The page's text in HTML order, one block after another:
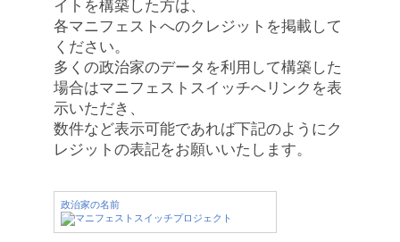
イトを構築した方は、
各マニフェストへのクレジットを掲載して
ください。
多くの政治家のデータを利用して構築した
場合はマニフェストスイッチへリンクを表
示いただき、
数件など表示可能であれば下記のようにク
レジットの表記をお願いいたします。
政治家の名前